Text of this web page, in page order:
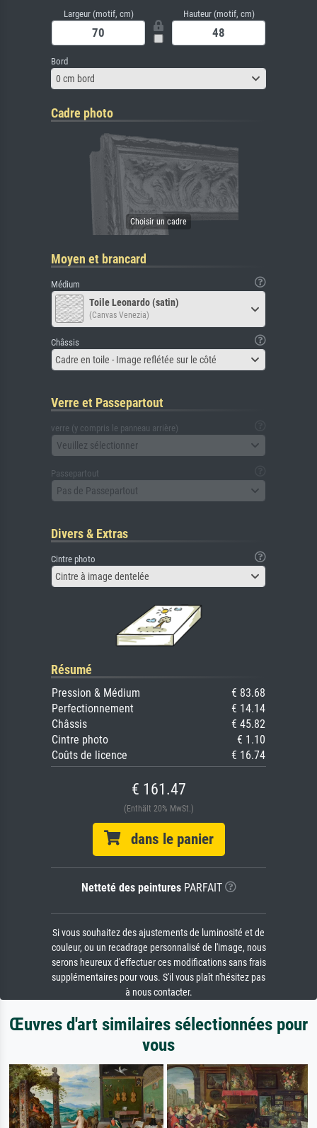
Largeur (motif, cm) Hauteur (motif, cm)
Bord
0 cm bord
Cadre photo
Moyen et brancard
Médium
Toile Leonardo (satin)
(Canvas Venezia)
Châssis
Cadre en toile - Image reflétée sur le côté
Verre et Passepartout
verre (y compris le panneau arrière)
Veuillez sélectionner
Passepartout
Pas de Passepartout
Divers & Extras
Cintre photo
Cintre à image dentelée
Résumé
Pression & Médium
€ 83.68
Perfectionnement
€ 14.14
Châssis
€ 45.82
Cintre photo
€ 1.10
Coûts de licence
€ 16.74
€ 161.47
(Enthält 20% MwSt.)
dans le panier
Netteté des peinturesPARFAIT
Si vous souhaitez des ajustements de luminosité et de
couleur, ou un recadrage personnalisé de l'image, nous
serons heureux d'effectuer ces modifications sans frais
supplémentaires pour vous. S'il vous plaît n'hésitez pas
à nous contacter.
Œuvres d'art similaires sélectionnées pour
vous